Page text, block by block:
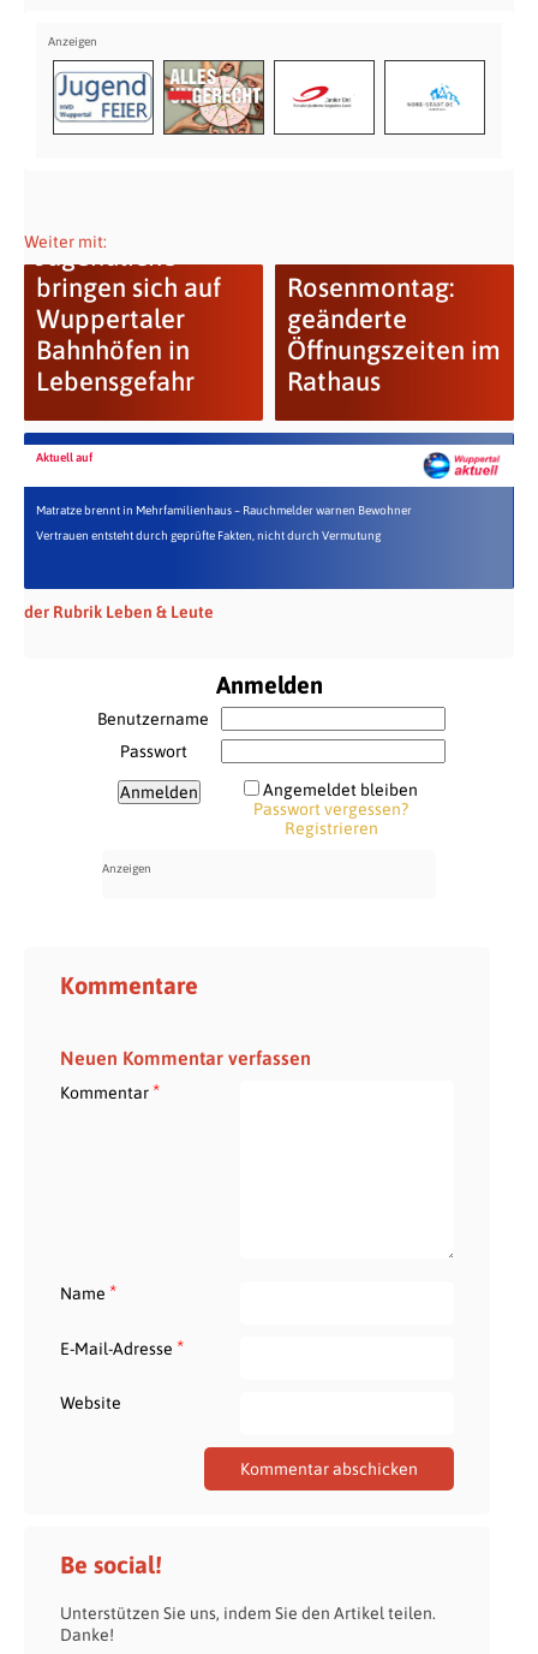
Weiter mit:
Jugendliche
bringen sich auf
Wuppertaler
Bahnhöfen in
Lebensgefahr
Rosenmontag:
geänderte
Öffnungszeiten im
Rathaus
Aktuell auf
Matratze brennt in Mehrfamilienhaus – Rauchmelder warnen Bewohner
Vertrauen entsteht durch geprüfte Fakten, nicht durch Vermutung
der Rubrik Leben & Leute
Anmelden
Benutzername
Passwort
Angemeldet bleiben
Passwort vergessen?
Registrieren
Kommentare
Neuen Kommentar verfassen
Kommentar*
Name *
E-Mail-Adresse *
Website
Be social!
Unterstützen Sie uns, indem Sie den Artikel teilen.
Danke!